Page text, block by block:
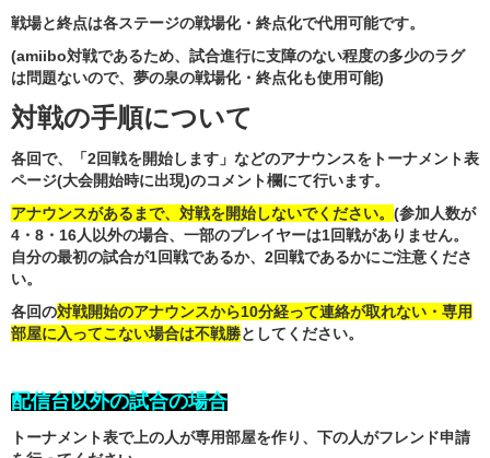
戦場と終点は各ステージの戦場化・終点化で代用可能です。
(amiibo対戦であるため、試合進行に支障のない程度の多少のラグ
は問題ないので、夢の泉の戦場化・終点化も使用可能)
対戦の手順について
各回で、「2回戦を開始します」などのアナウンスをトーナメント表
ページ(大会開始時に出現)のコメント欄にて行います。
アナウンスがあるまで、対戦を開始しないでください。 (参加人数が
4・8・16人以外の場合、一部のプレイヤーは1回戦がありません。
自分の最初の試合が1回戦であるか、2回戦であるかにご注意くださ
い。
各回の対戦開始のアナウンスから10分経って連絡が取れない・専用
部屋に入ってこない場合は不戦勝としてください。
配信台以外の試合の場合
トーナメント表で上の人が専用部屋を作り、下の人がフレンド申請